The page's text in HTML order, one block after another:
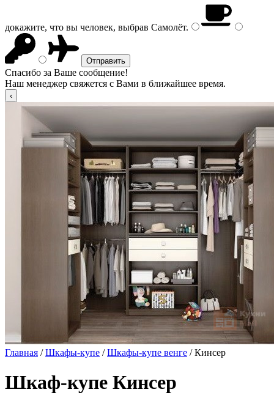
докажите, что вы человек, выбрав Самолёт.
Спасибо за Ваше сообщение!
Наш менеджер свяжется с Вами в ближайшее время.
Главная /Шкафы-купе /Шкафы-купе венге / Кинсер
Шкаф-купе Кинсер